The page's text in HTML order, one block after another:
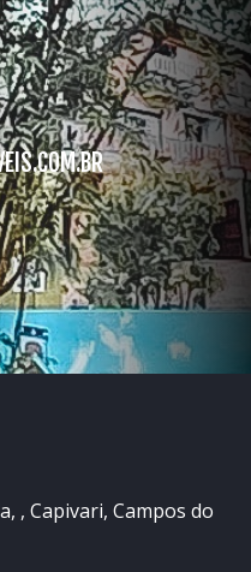
, Capivari, Campos do